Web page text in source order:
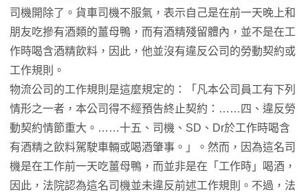
司機開除了。貨車司機不服氣，表示自己是在前一天晚上和
朋友吃摻有酒類的薑母鴨，而有酒精殘留體內，並不是在工
作時喝含酒精飲料，因此，他並沒有違反公司的勞動契約或
工作規則。
物流公司的工作規則是這麼規定的：「凡本公司員工有下列
情形之一者，本公司得不經預告終止契約：……四、違反勞
動契約情節重大。……十五、司機、SD、Dr於工作時喝含
有酒精之飲料駕駛車輛或喝酒肇事。」。然而，因為這名司
機是在工作前一天吃薑母鴨，而並非是在「工作時」喝酒，
因此，法院認為這名司機並未違反前述工作規則。不過，法